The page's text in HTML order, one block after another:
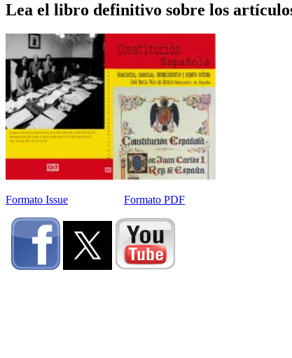
Lea el libro definitivo sobre los
Formato Issue Formato PDF